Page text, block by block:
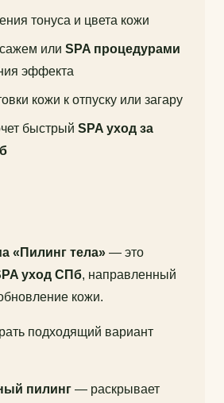
тонуса и цвета кожи
или SPA процедурами
эффекта
кожи к отпуску или загару
быстрый SPA уход за
«Пилинг тела» — это
уход СПб, направленный
кожи.
подходящий вариант
пилинг — раскрывает